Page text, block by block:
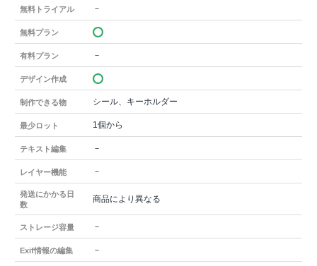
無料トライアル －
無料プラン
有料プラン －
デザイン作成
制作できる物 シール、キーホルダー
最少ロット 1個から
テキスト編集 －
レイヤー機能 －
発送にかかる日
数
商品により異なる
ストレージ容量 －
Exif情報の編集 －